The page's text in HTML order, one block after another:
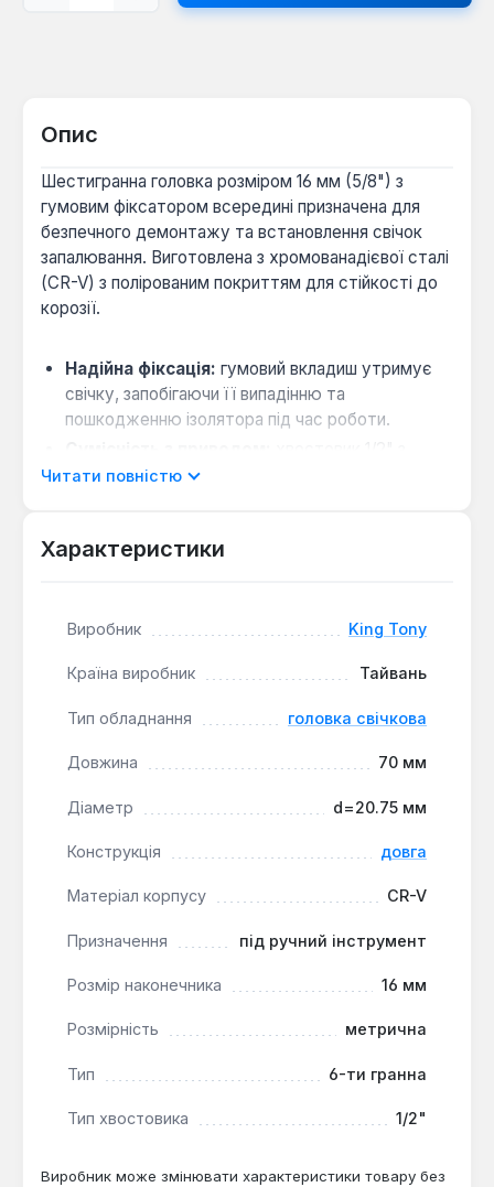
Опис
Шестигранна головка розміром 16 мм (5/8") з
гумовим фіксатором всередині призначена для
безпечного демонтажу та встановлення свічок
запалювання. Виготовлена з хромованадієвої сталі
(CR-V) з полірованим покриттям для стійкості до
корозії.
Надійна фіксація: гумовий вкладиш утримує
свічку, запобігаючи її випадінню та
пошкодженню ізолятора під час роботи.
чотирма канавками під кульковий фіксатор
Підвищена довговічність:
Головка King Tony має довгу конструкцію
до свічок у важкодоступних місцях двигуна. Вона
бензинових двигунів зі свічками 14 мм, зокрема для
Читати повністю
Характеристики
Виробник King Tony
Країна виробник Тайвань
Тип обладнання головка свічкова
Довжина 70 мм
Діаметр d=20.75 мм
Конструкція довга
Матеріал корпусу CR-V
Призначення під ручний інструмент
Розмір наконечника 16 мм
Розмірність метрична
Тип 6-ти гранна
Тип хвостовика 1/2"
Виробник може змінювати характеристики товару без